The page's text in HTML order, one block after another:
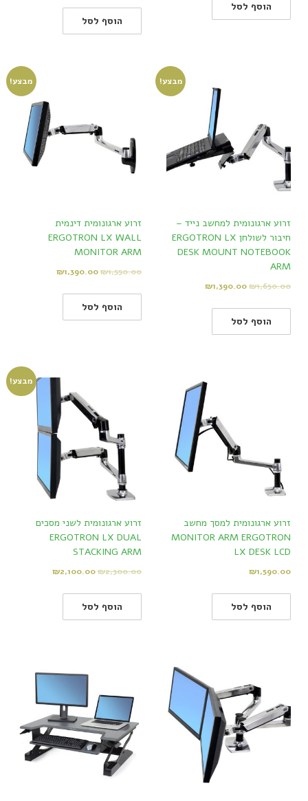
הוסף לסל
הוסף לסל
מבצע!
זרוע ארגונומית למחשב נייד –
חיבור לשולחן ERGOTRON LX
DESK MOUNT NOTEBOOK
ARM
₪1,650.00
₪1,390.00
הוסף לסל
מבצע!
זרוע ארגונומית דינמית
ERGOTRON LX WALL
MONITOR ARM
₪1,550.00
₪1,390.00
הוסף לסל
זרוע ארגונומית למסך מחשב
MONITOR ARM ERGOTRON
LX DESK LCD
₪1,590.00
הוסף לסל
מבצע!
זרוע ארגונומית לשני מסכים
ERGOTRON LX DUAL
STACKING ARM
₪2,300.00
₪2,100.00
הוסף לסל